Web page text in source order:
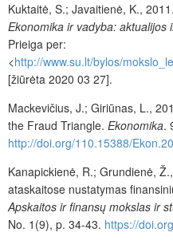
Kuktaitė, S.; Javaitienė, K.,
Ekonomika ir vadyba: aktualijos
Prieiga per:
<http://www.su.lt/bylos/
[žiūrėta 2020 03 27].
Mackevičius, J.; Giriūnas, L.,
the Fraud Triangle. Ekonomika.
http://doi.org/110.15388/
Kanapickienė, R.; Grundienė,
ataskaitose nustatymas
Apskaitos ir finansų mokslas ir
No. 1(9), p. 34-43. https://